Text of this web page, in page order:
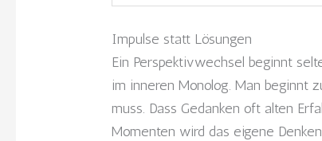
Impulse statt Lösungen
Ein Perspektivwechsel beginnt
im inneren Monolog. Man beginnt
muss. Dass Gedanken oft alten
Momenten wird das eigene